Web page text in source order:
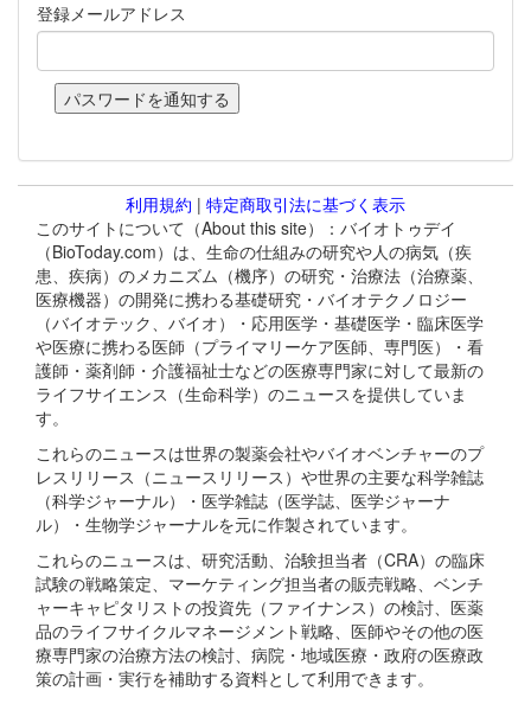
登録メールアドレス
利用規約 | 特定商取引法に基づく表示
このサイトについて（About this site）：バイオトゥデイ
（BioToday.com）は、生命の仕組みの研究や人の病気（疾
患、疾病）のメカニズム（機序）の研究・治療法（治療薬、
医療機器）の開発に携わる基礎研究・バイオテクノロジー
（バイオテック、バイオ）・応用医学・基礎医学・臨床医学
や医療に携わる医師（プライマリーケア医師、専門医）・看
護師・薬剤師・介護福祉士などの医療専門家に対して最新の
ライフサイエンス（生命科学）のニュースを提供していま
す。
これらのニュースは世界の製薬会社やバイオベンチャーのプ
レスリリース（ニュースリリース）や世界の主要な科学雑誌
（科学ジャーナル）・医学雑誌（医学誌、医学ジャーナ
ル）・生物学ジャーナルを元に作製されています。
これらのニュースは、研究活動、治験担当者（CRA）の臨床
試験の戦略策定、マーケティング担当者の販売戦略、ベンチ
ャーキャピタリストの投資先（ファイナンス）の検討、医薬
品のライフサイクルマネージメント戦略、医師やその他の医
療専門家の治療方法の検討、病院・地域医療・政府の医療政
策の計画・実行を補助する資料として利用できます。